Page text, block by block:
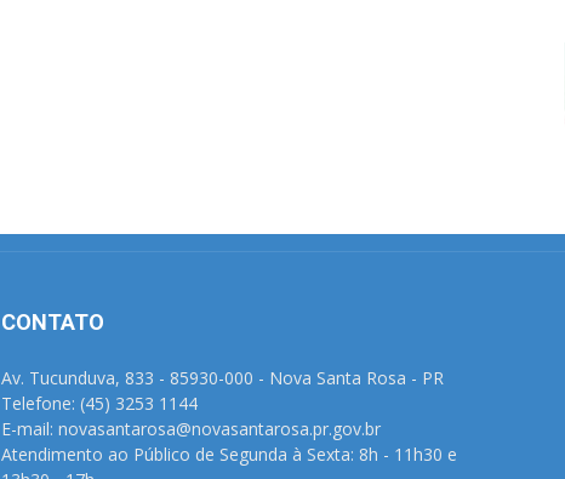
CONTATO
Av. Tucunduva, 833 - 85930-000 - Nova Santa Rosa - PR
Telefone: (45) 3253 1144
E-mail: novasantarosa@novasantarosa.pr.gov.br
Atendimento ao Público de Segunda à Sexta: 8h - 11h30 e